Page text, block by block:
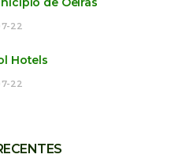
22
Hotels
22